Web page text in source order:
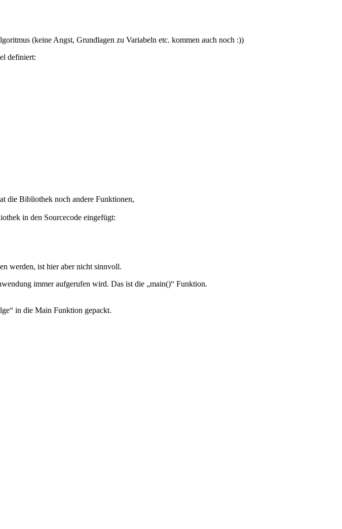
(keine Angst, Grundlagen zu Variabeln etc. kommen auch noch :))
definiert:
die Bibliothek noch andere Funktionen,
in den Sourcecode eingefügt:
werden, ist hier aber nicht sinnvoll.
immer aufgerufen wird. Das ist die „main()“ Funktion.
in die Main Funktion gepackt.